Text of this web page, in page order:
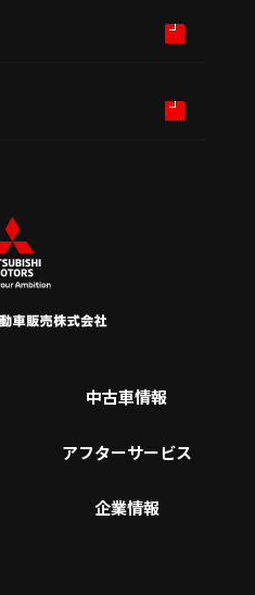
中古車情報
アフターサービス
企業情報